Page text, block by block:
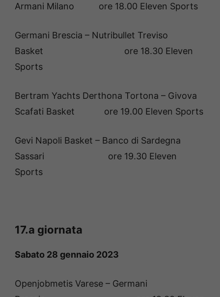
Armani Milano ore 18.00 Eleven Sports
Germani Brescia – Nutribullet Treviso
Basket ore 18.30 Eleven
Sports
Bertram Yachts Derthona Tortona – Givova
Scafati Basket ore 19.00 Eleven Sports
Gevi Napoli Basket – Banco di Sardegna
Sassari ore 19.30 Eleven
Sports
17.a giornata
Sabato 28 gennaio 2023
Openjobmetis Varese – Germani